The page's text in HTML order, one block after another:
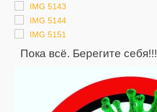
Пока всё. Берегите себя!!!